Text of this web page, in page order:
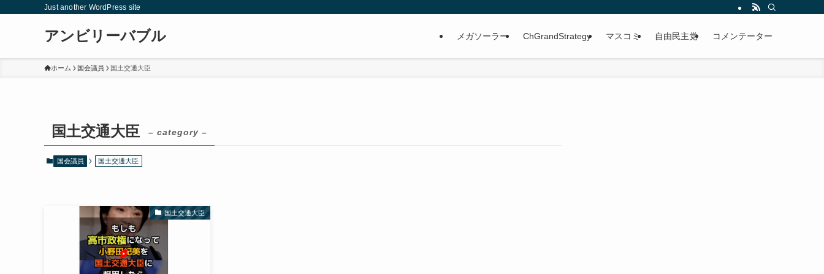
Just another WordPress site
アンビリーバブル メガソーラー ChGrandStrategy マスコミ 自由民主党 コメンテーター
ホーム 国会議員 国土交通大臣
国土交通大臣 – category –
国会議員 国土交通大臣
国土交通大臣